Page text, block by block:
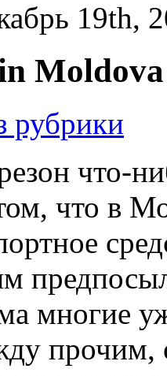
19th,
Moldova
рубрики
что-
что в
многие
прочим,